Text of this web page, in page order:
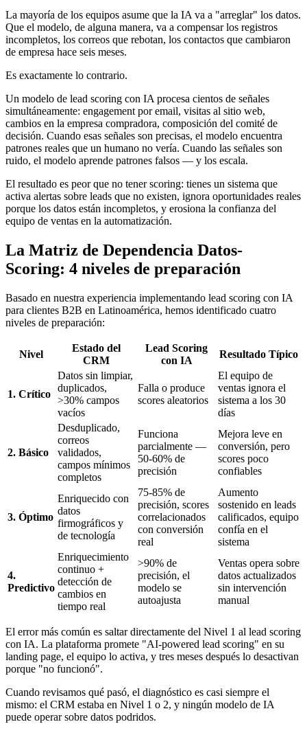
La mayoría de los equipos asume que la IA va a "arreglar" los datos.
Que el modelo, de alguna manera, va a compensar los registros
incompletos, los correos que rebotan, los contactos que cambiaron
de empresa hace seis meses.
Es exactamente lo contrario.
Un modelo de lead scoring con IA procesa cientos de señales
simultáneamente: engagement por email, visitas al sitio web,
cambios en la empresa compradora, composición del comité de
decisión. Cuando esas señales son precisas, el modelo encuentra
patrones reales que un humano no vería. Cuando las señales son
ruido, el modelo aprende patrones falsos — y los escala.
El resultado es peor que no tener scoring: tienes un sistema que
activa alertas sobre leads que no existen, ignora oportunidades reales
porque los datos están incompletos, y erosiona la confianza del
equipo de ventas en la automatización.
La Matriz de Dependencia Datos-
Scoring: 4 niveles de preparación
Basado en nuestra experiencia implementando lead scoring con IA
para clientes B2B en Latinoamérica, hemos identificado cuatro
niveles de preparación:
Nivel
Estado del
CRM
Lead Scoring
con IA
Resultado Típico
1. Crítico
Datos sin limpiar,
duplicados,
>30% campos
vacíos
Falla o produce
scores aleatorios
El equipo de
ventas ignora el
sistema a los 30
días
2. Básico
Desduplicado,
correos
validados,
campos mínimos
completos
Funciona
parcialmente —
50-60% de
precisión
Mejora leve en
conversión, pero
scores poco
confiables
3. Óptimo
Enriquecido con
datos
firmográficos y
de tecnología
75-85% de
precisión, scores
correlacionados
con conversión
real
Aumento
sostenido en leads
calificados, equipo
confía en el
sistema
4.
Predictivo
Enriquecimiento
continuo +
detección de
cambios en
tiempo real
>90% de
precisión, el
modelo se
autoajusta
Ventas opera sobre
datos actualizados
sin intervención
manual
El error más común es saltar directamente del Nivel 1 al lead scoring
con IA. La plataforma promete "AI-powered lead scoring" en su
landing page, el equipo lo activa, y tres meses después lo desactivan
porque "no funcionó".
Cuando revisamos qué pasó, el diagnóstico es casi siempre el
mismo: el CRM estaba en Nivel 1 o 2, y ningún modelo de IA
puede operar sobre datos podridos.